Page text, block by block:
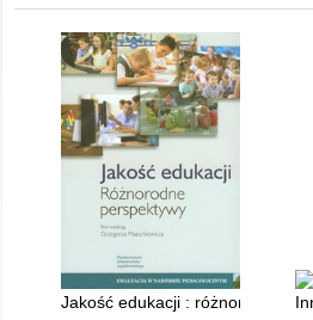
Jakość edukacji : różnorodne